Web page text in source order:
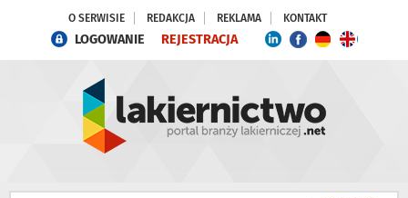
O SERWISIE REDAKCJA REKLAMA KONTAKT
LOGOWANIE REJESTRACJA